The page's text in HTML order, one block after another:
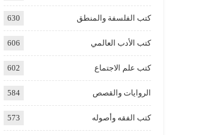
كتب الفلسفة والمنطق 630
كتب الأدب العالمي 606
كتب علم الاجتماع 602
الروايات والقصص 584
كتب الفقه وأصوله 573